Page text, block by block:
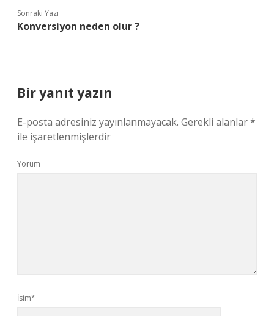
Sonraki Yazı
Konversiyon neden olur ?
Bir yanıt yazın
E-posta adresiniz yayınlanmayacak. Gerekli alanlar*
ile işaretlenmişlerdir
Yorum
İsim*